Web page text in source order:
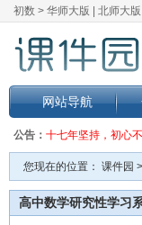
初数 > 华师大版 北师大版
网站导航
公告： 十七年坚持，初心
您现在的位置： 课件园
高中数学研究性学习